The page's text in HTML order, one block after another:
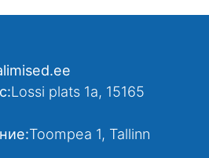
Lossi plats 1a, 15165
Toompea 1, Tallinn